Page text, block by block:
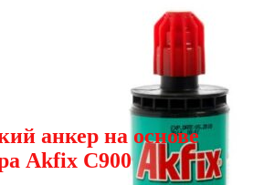
анкер на основе
Akfix C900